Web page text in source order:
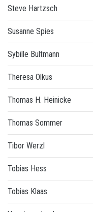
Steve Hartzsch
Susanne Spies
Sybille Bultmann
Theresa Olkus
Thomas H. Heinicke
Thomas Sommer
Tibor Werzl
Tobias Hess
Tobias Klaas